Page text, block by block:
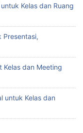
Kelas dan Ruang
Presentasi,
Kelas dan Meeting
untuk Kelas dan